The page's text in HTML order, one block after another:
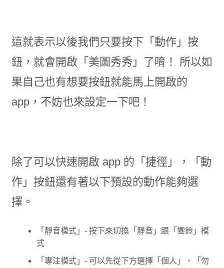
這就表示以後我們只要按下「動作」按
鈕，就會開啟「美圖秀秀」了唷！ 所以如
果自己也有想要按鈕就能馬上開啟的
app，不妨也來設定一下吧！
除了可以快速開啟 app 的「捷徑」，「動
作」按鈕還有著以下預設的動作能夠選
擇。
「靜音模式」- 按下來切換「靜音」跟「響鈴」模
式
「專注模式」- 可以先從下方選擇「個人」、「勿